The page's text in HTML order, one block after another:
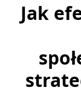
Jak